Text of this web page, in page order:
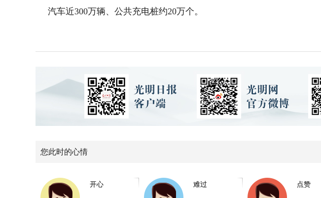
汽车近300万辆、公共充电桩约20万个。
您此时的心情
开心 难过 点赞